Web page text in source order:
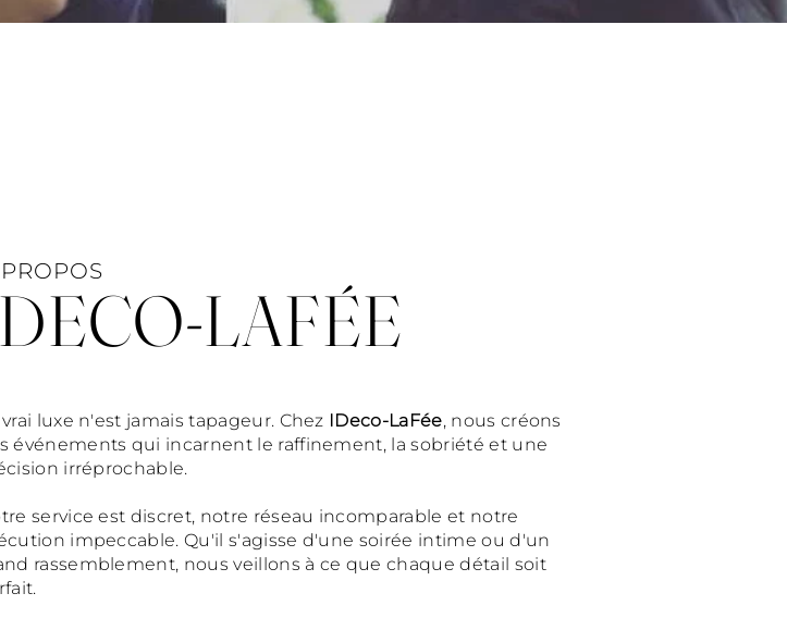
LAFÉE
vrai luxe n'est jamais tapageur. Chez IDeco-LaFée, nous créons
événements qui incarnent le raffinement, la sobriété et une
irréprochable.
service est discret, notre réseau incomparable et notre
impeccable. Qu'il s'agisse d'une soirée intime ou d'un
rassemblement, nous veillons à ce que chaque détail soit